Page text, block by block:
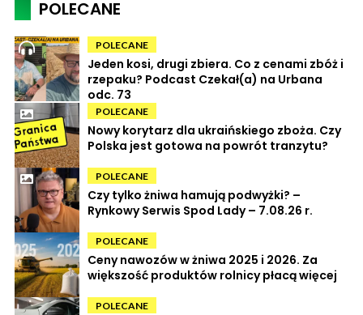
POLECANE
POLECANE
Jeden kosi, drugi zbiera. Co z cenami zbóż i
rzepaku? Podcast Czekał(a) na Urbana
odc. 73
POLECANE
Nowy korytarz dla ukraińskiego zboża. Czy
Polska jest gotowa na powrót tranzytu?
POLECANE
Czy tylko żniwa hamują podwyżki? –
Rynkowy Serwis Spod Lady – 7.08.26 r.
POLECANE
Ceny nawozów w żniwa 2025 i 2026. Za
większość produktów rolnicy płacą więcej
POLECANE